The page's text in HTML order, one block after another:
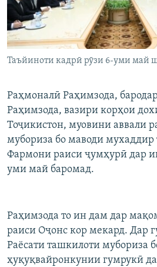
ГУЗОРИШҲОИ РАДИОӢ
Русский
Ҳамаи сомонаҳои RFE/RL
Таъйиноти кадрӣ рӯзи 6-уми май
Раҳмоналӣ Раҳимзода,
Раҳимзода, вазири корҳои
Тоҷикистон, муовини аввали
мубориза бо маводи
Фармони раиси ҷумҳурӣ дар
уми май баромад.
Раҳимзода то ин дам дар
раиси Оҷонс кор мекард. Дар
Раёсати ташкилоти мубориза
ҳуқуқвайронкунии гумрукӣ